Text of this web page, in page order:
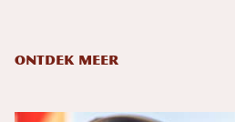
ONTDEK MEER